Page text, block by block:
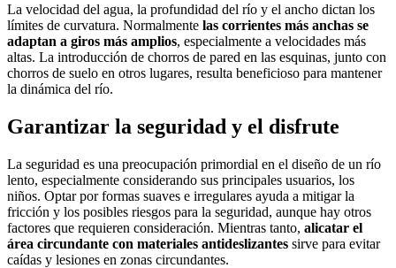
La velocidad del agua, la profundidad del río y el ancho dictan los
límites de curvatura. Normalmente las corrientes más anchas se
adaptan a giros más amplios, especialmente a velocidades más
altas. La introducción de chorros de pared en las esquinas, junto con
chorros de suelo en otros lugares, resulta beneficioso para mantener
la dinámica del río.
Garantizar la seguridad y el disfrute
La seguridad es una preocupación primordial en el diseño de un río
lento, especialmente considerando sus principales usuarios, los
niños. Optar por formas suaves e irregulares ayuda a mitigar la
fricción y los posibles riesgos para la seguridad, aunque hay otros
factores que requieren consideración. Mientras tanto, alicatar el
área circundante con materiales antideslizantes sirve para evitar
caídas y lesiones en zonas circundantes.